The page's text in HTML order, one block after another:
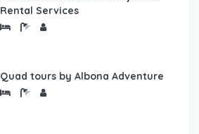
Rental Services
Quad tours by Albona Adventure